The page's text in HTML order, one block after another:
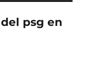
psg en